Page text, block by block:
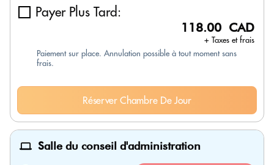
Payer Plus Tard:
118.00 CAD
+ Taxes et frais
Paiement sur place. Annulation possible à tout moment sans
frais.
Réserver Chambre De Jour
Salle du conseil d'administration